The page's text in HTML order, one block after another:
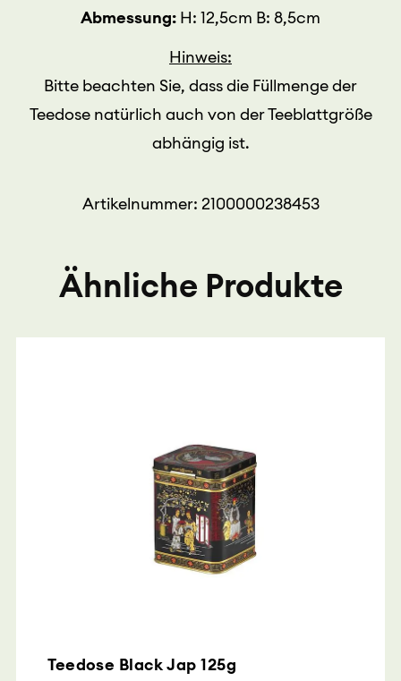
Abmessung: H: 12,5cm B: 8,5cm
Hinweis:
Bitte beachten Sie, dass die Füllmenge der
Teedose natürlich auch von der Teeblattgröße
abhängig ist.
Artikelnummer: 2100000238453
Ähnliche Produkte
Teedose Black Jap 125g